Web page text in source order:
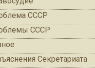
СССР
СССР
Секретариата